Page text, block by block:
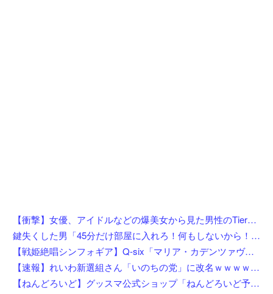
【衝撃】女優、アイドルなどの爆美女から見た男性のTierリストがこれ←勿論優秀なお前らは入ってるよな？？？？？
鍵失くした男「45分だけ部屋に入れろ！何もしないから！」→女子大生「無理です（警察呼びます）」→男「熱中症になれってか！使えないな！」完全に不審者で草ｗｗｗ
【戦姫絶唱シンフォギア】Q-six「マリア・カデンツァヴナ・イヴ」フィギュア【8月4日予約開始】
【速報】れいわ新選組さん「いのちの党」に改名ｗｗｗｗｗｗｗｗ
【ねんどろいど】グッスマ公式ショップ「ねんどろいど予約キャンペーン（2026年8月分）」【8月1日開始】